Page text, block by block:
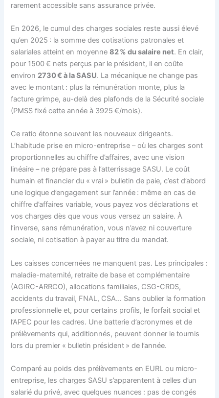
rarement accessible sans assurance privée.
En 2026, le cumul des charges sociales reste aussi élevé
qu’en 2025 : la somme des cotisations patronales et
salariales atteint en moyenne82 % du salaire net. En clair,
pour 1500 € nets perçus par le président, il en coûte
environ 2730 € à la SASU. La mécanique ne change pas
avec le montant : plus la rémunération monte, plus la
facture grimpe, au-delà des plafonds de la Sécurité sociale
(PMSS fixé cette année à 3925 €/mois).
Ce ratio étonne souvent les nouveaux dirigeants.
L’habitude prise en micro-entreprise – où les charges sont
proportionnelles au chiffre d’affaires, avec une vision
linéaire – ne prépare pas à l’atterrissage SASU. Le coût
humain et financier du « vrai » bulletin de paie, c’est d’abord
une logique d’engagement sur l’année : même en cas de
chiffre d’affaires variable, vous payez vos déclarations et
vos charges dès que vous vous versez un salaire. À
l’inverse, sans rémunération, vous n’avez ni couverture
sociale, ni cotisation à payer au titre du mandat.
Les caisses concernées ne manquent pas. Les principales :
maladie-maternité, retraite de base et complémentaire
(AGIRC-ARRCO), allocations familiales, CSG-CRDS,
accidents du travail, FNAL, CSA… Sans oublier la formation
professionnelle et, pour certains profils, le forfait social et
l’APEC pour les cadres. Une batterie d’acronymes et de
prélèvements qui, additionnés, peuvent donner le tournis
lors du premier « bulletin président » de l’année.
Comparé au poids des prélèvements en EURL ou micro-
entreprise, les charges SASU s’apparentent à celles d’un
salarié du privé, avec quelques nuances : pas de congés